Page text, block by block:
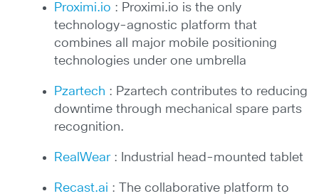
Proximi.io : Proximi.io is the only
technology-agnostic platform that
combines all major mobile positioning
technologies under one umbrella
Pzartech : Pzartech contributes to reducing
downtime through mechanical spare parts
recognition.
RealWear : Industrial head-mounted tablet
Recast.ai : The collaborative platform to